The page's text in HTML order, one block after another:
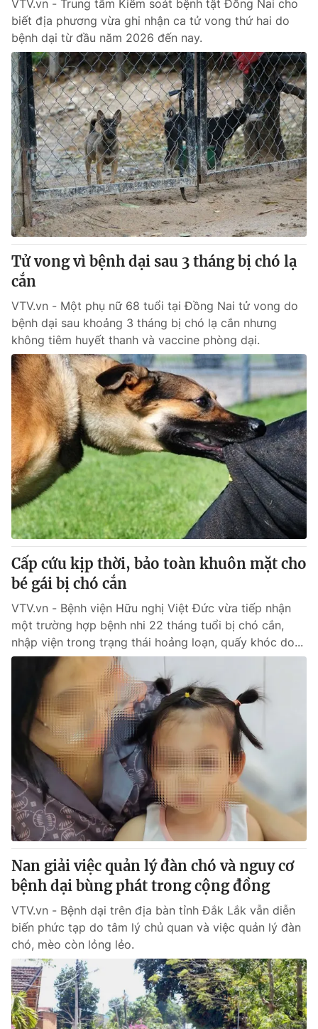
VTV.vn - Trung tâm Kiểm soát bệnh tật Đồng Nai cho
biết địa phương vừa ghi nhận ca tử vong thứ hai do
bệnh dại từ đầu năm 2026 đến nay.
Tử vong vì bệnh dại sau 3 tháng bị chó lạ
cắn
VTV.vn - Một phụ nữ 68 tuổi tại Đồng Nai tử vong do
bệnh dại sau khoảng 3 tháng bị chó lạ cắn nhưng
không tiêm huyết thanh và vaccine phòng dại.
Cấp cứu kịp thời, bảo toàn khuôn mặt cho
bé gái bị chó cắn
VTV.vn - Bệnh viện Hữu nghị Việt Đức vừa tiếp nhận
một trường hợp bệnh nhi 22 tháng tuổi bị chó cắn,
nhập viện trong trạng thái hoảng loạn, quấy khóc do...
Nan giải việc quản lý đàn chó và nguy cơ
bệnh dại bùng phát trong cộng đồng
VTV.vn - Bệnh dại trên địa bàn tỉnh Đắk Lắk vẫn diễn
biến phức tạp do tâm lý chủ quan và việc quản lý đàn
chó, mèo còn lỏng lẻo.